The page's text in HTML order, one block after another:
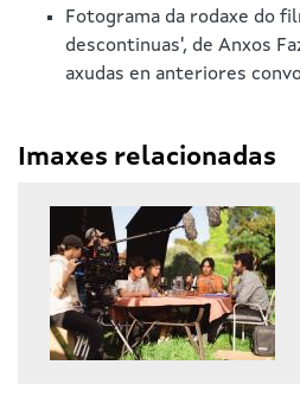
Fotograma da rodaxe do
descontinuas', de Anxos
axudas en anteriores
Imaxes relacionadas